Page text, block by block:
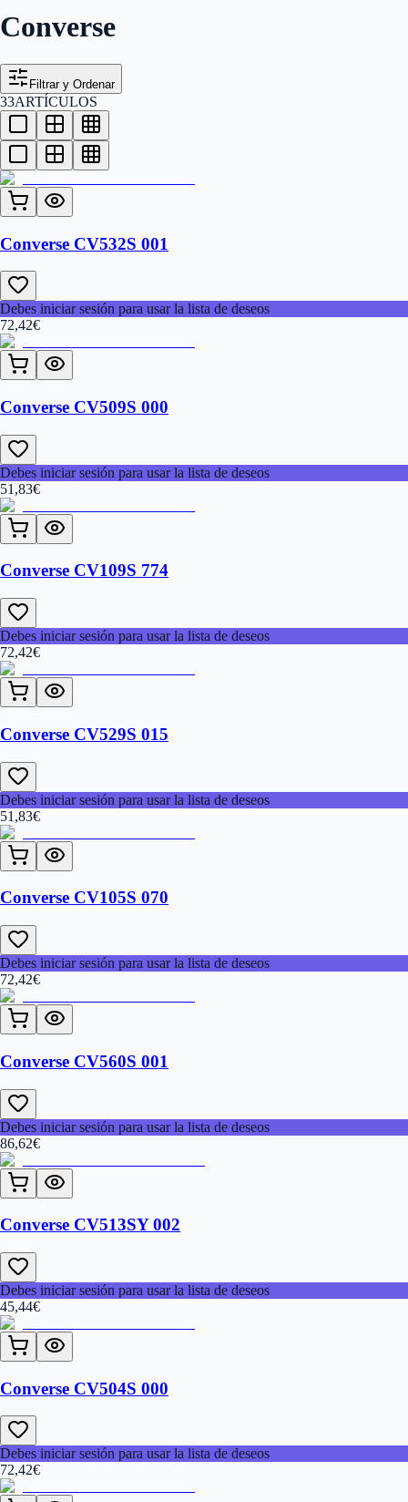
Converse
Filtrar y Ordenar
33ARTÍCULOS
Converse CV532S 001
Debes iniciar sesión para usar la lista de deseos
72,42€
Converse CV509S 000
Debes iniciar sesión para usar la lista de deseos
51,83€
Converse CV109S 774
Debes iniciar sesión para usar la lista de deseos
72,42€
Converse CV529S 015
Debes iniciar sesión para usar la lista de deseos
51,83€
Converse CV105S 070
Debes iniciar sesión para usar la lista de deseos
72,42€
Converse CV560S 001
Debes iniciar sesión para usar la lista de deseos
86,62€
Converse CV513SY 002
Debes iniciar sesión para usar la lista de deseos
45,44€
Converse CV504S 000
Debes iniciar sesión para usar la lista de deseos
72,42€